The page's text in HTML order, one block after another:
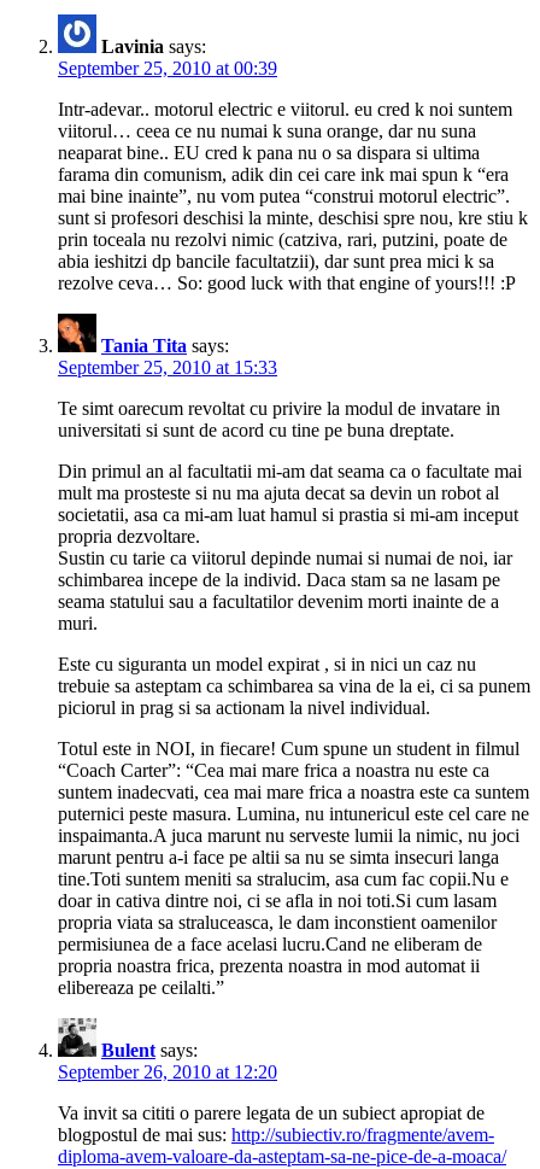
Lavinia says:
September 25, 2010 at 00:39
Intr-adevar.. motorul electric e viitorul. eu cred k noi suntem
viitorul… ceea ce nu numai k suna orange, dar nu suna
neaparat bine.. EU cred k pana nu o sa dispara si ultima
farama din comunism, adik din cei care ink mai spun k “era
mai bine inainte”, nu vom putea “construi motorul electric”.
sunt si profesori deschisi la minte, deschisi spre nou, kre stiu k
prin toceala nu rezolvi nimic (catziva, rari, putzini, poate de
abia ieshitzi dp bancile facultatzii), dar sunt prea mici k sa
rezolve ceva… So: good luck with that engine of yours!!! :P
Tania Tita says:
September 25, 2010 at 15:33
Te simt oarecum revoltat cu privire la modul de invatare in
universitati si sunt de acord cu tine pe buna dreptate.
Din primul an al facultatii mi-am dat seama ca o facultate mai
mult ma prosteste si nu ma ajuta decat sa devin un robot al
societatii, asa ca mi-am luat hamul si prastia si mi-am inceput
propria dezvoltare.
Sustin cu tarie ca viitorul depinde numai si numai de noi, iar
schimbarea incepe de la individ. Daca stam sa ne lasam pe
seama statului sau a facultatilor devenim morti inainte de a
muri.
Este cu siguranta un model expirat , si in nici un caz nu
trebuie sa asteptam ca schimbarea sa vina de la ei, ci sa punem
piciorul in prag si sa actionam la nivel individual.
Totul este in NOI, in fiecare! Cum spune un student in filmul
“Coach Carter”: “Cea mai mare frica a noastra nu este ca
suntem inadecvati, cea mai mare frica a noastra este ca suntem
puternici peste masura. Lumina, nu intunericul este cel care ne
inspaimanta.A juca marunt nu serveste lumii la nimic, nu joci
marunt pentru a-i face pe altii sa nu se simta insecuri langa
tine.Toti suntem meniti sa stralucim, asa cum fac copii.Nu e
doar in cativa dintre noi, ci se afla in noi toti.Si cum lasam
propria viata sa straluceasca, le dam inconstient oamenilor
permisiunea de a face acelasi lucru.Cand ne eliberam de
propria noastra frica, prezenta noastra in mod automat ii
elibereaza pe ceilalti.”
Bulent says:
September 26, 2010 at 12:20
Va invit sa cititi o parere legata de un subiect apropiat de
blogpostul de mai sus: http://subiectiv.ro/fragmente/avem-
diploma-avem-valoare-da-asteptam-sa-ne-pice-de-a-moaca/